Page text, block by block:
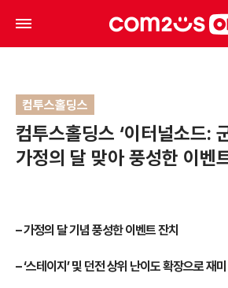
컴투스홀딩스
컴투스홀딩스 ‘이터널소드:
가정의 달 맞아 풍성한 이벤
–가정의 달 기념 풍성한 이벤트 잔치
–‘스테이지’ 및 던전 상위 난이도 확장으로 재